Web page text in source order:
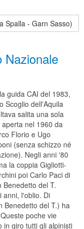
Spalla - Garn Sasso)
Nazionale
guida CAI del 1983,
Scoglio dell'Aquila
salita una sola
aperta nel 1960 da
Florio e Ugo
(senza schizzo né
Negli anni '80
la coppia Gigliotti-
poi Carlo Paci di
Benedetto del T.
anni, l'oblio. Di
Benedetto del T.) ha
poche vie
in giro tutti gli alpinisti